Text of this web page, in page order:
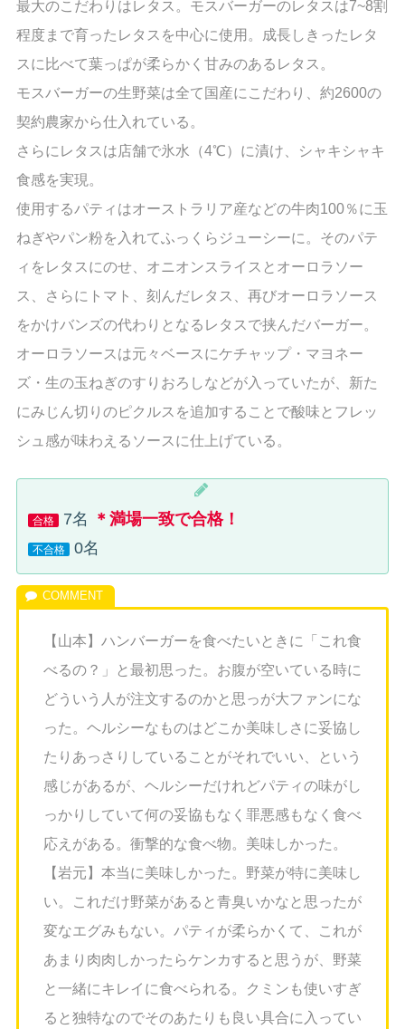
最大のこだわりはレタス。モスバーガーのレタスは7~8割
程度まで育ったレタスを中心に使用。成長しきったレタ
スに比べて葉っぱが柔らかく甘みのあるレタス。
モスバーガーの生野菜は全て国産にこだわり、約2600の
契約農家から仕入れている。
さらにレタスは店舗で氷水（4℃）に漬け、シャキシャキ
食感を実現。
使用するパティはオーストラリア産などの牛肉100％に玉
ねぎやパン粉を入れてふっくらジューシーに。そのパテ
ィをレタスにのせ、オニオンスライスとオーロラソー
ス、さらにトマト、刻んだレタス、再びオーロラソース
をかけバンズの代わりとなるレタスで挟んだバーガー。
オーロラソースは元々ベースにケチャップ・マヨネー
ズ・生の玉ねぎのすりおろしなどが入っていたが、新た
にみじん切りのピクルスを追加することで酸味とフレッ
シュ感が味わえるソースに仕上げている。
合格 7名 ＊満場一致で合格！
不合格 0名
【山本】ハンバーガーを食べたいときに「これ食
べるの？」と最初思った。お腹が空いている時に
どういう人が注文するのかと思っが大ファンにな
った。ヘルシーなものはどこか美味しさに妥協し
たりあっさりしていることがそれでいい、という
感じがあるが、ヘルシーだけれどパティの味がし
っかりしていて何の妥協もなく罪悪感もなく食べ
応えがある。衝撃的な食べ物。美味しかった。
【岩元】本当に美味しかった。野菜が特に美味し
い。これだけ野菜があると青臭いかなと思ったが
変なエグみもない。パティが柔らかくて、これが
あまり肉肉しかったらケンカすると思うが、野菜
と一緒にキレイに食べられる。クミンも使いすぎ
ると独特なのでそのあたりも良い具合に入ってい